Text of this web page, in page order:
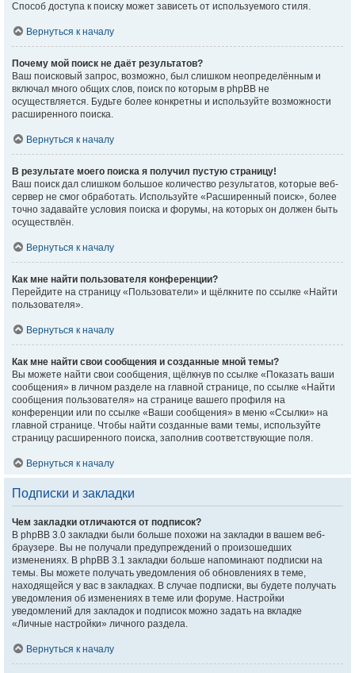
Способ доступа к поиску может зависеть от используемого стиля.
Вернуться к началу
Почему мой поиск не даёт результатов?
Ваш поисковый запрос, возможно, был слишком неопределённым и
включал много общих слов, поиск по которым в phpBB не
осуществляется. Будьте более конкретны и используйте возможности
расширенного поиска.
Вернуться к началу
В результате моего поиска я получил пустую страницу!
Ваш поиск дал слишком большое количество результатов, которые веб-
сервер не смог обработать. Используйте «Расширенный поиск», более
точно задавайте условия поиска и форумы, на которых он должен быть
осуществлён.
Вернуться к началу
Как мне найти пользователя конференции?
Перейдите на страницу «Пользователи» и щёлкните по ссылке «Найти
пользователя».
Вернуться к началу
Как мне найти свои сообщения и созданные мной темы?
Вы можете найти свои сообщения, щёлкнув по ссылке «Показать ваши
сообщения» в личном разделе на главной странице, по ссылке «Найти
сообщения пользователя» на странице вашего профиля на
конференции или по ссылке «Ваши сообщения» в меню «Ссылки» на
главной странице. Чтобы найти созданные вами темы, используйте
страницу расширенного поиска, заполнив соответствующие поля.
Вернуться к началу
Подписки и закладки
Чем закладки отличаются от подписок?
В phpBB 3.0 закладки были больше похожи на закладки в вашем веб-
браузере. Вы не получали предупреждений о произошедших
изменениях. В phpBB 3.1 закладки больше напоминают подписки на
темы. Вы можете получать уведомления об обновлениях в теме,
находящейся у вас в закладках. В случае подписки, вы будете получать
уведомления об изменениях в теме или форуме. Настройки
уведомлений для закладок и подписок можно задать на вкладке
«Личные настройки» личного раздела.
Вернуться к началу